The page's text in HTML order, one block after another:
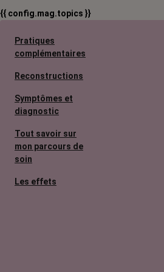
{{ config.mag.topics }}
Pratiques
complémentaires
Reconstructions
Symptômes et
diagnostic
Tout savoir sur
mon parcours de
soin
Les effets